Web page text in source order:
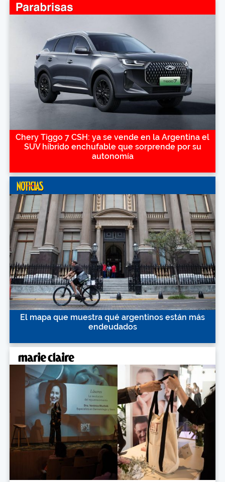
Chery Tiggo 7 CSH: ya se vende en la Argentina el
SUV híbrido enchufable que sorprende por su
autonomía
El mapa que muestra qué argentinos están más
endeudados